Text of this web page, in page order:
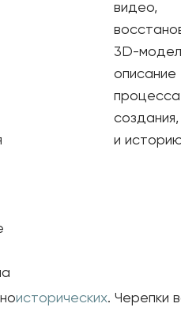
видео,
3D-
описание
процесса
и
исторических. Черепки